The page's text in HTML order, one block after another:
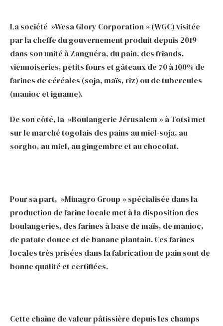
La société »Wesa Glory Corporation » (WGC) visitée
par la cheffe du gouvernement produit depuis 2019
dans son unité à Zanguéra, du pain, des friands,
viennoiseries, petits fours et gâteaux de 70 à 100% de
farines de céréales (soja, maïs, riz) ou de tubercules
(manioc et igname).
De son côté, la »Boulangerie Jérusalem » à Totsi met
sur le marché togolais des pains au miel-soja, au
sorgho, au miel, au gingembre et au chocolat.
Pour sa part, »Minagro Group » spécialisée dans la
production de farine locale met à la disposition des
boulangeries, des farines à base de maïs, de manioc,
de patate douce et de banane plantain. Ces farines
locales très prisées dans la fabrication de pain sont de
bonne qualité et certifiées.
Cette chaîne de valeur pâtissière depuis les champs